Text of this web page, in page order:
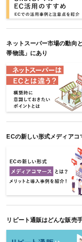
ネットスーパー市場の動向
帯物流」にあり
ECの新しい形式メディアコ
リピート通販はどんな販売